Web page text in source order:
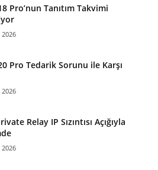
Pro’nun Tanıtım Takvimi
Pro Tedarik Sorunu ile Karşı
Relay IP Sızıntısı Açığıyla